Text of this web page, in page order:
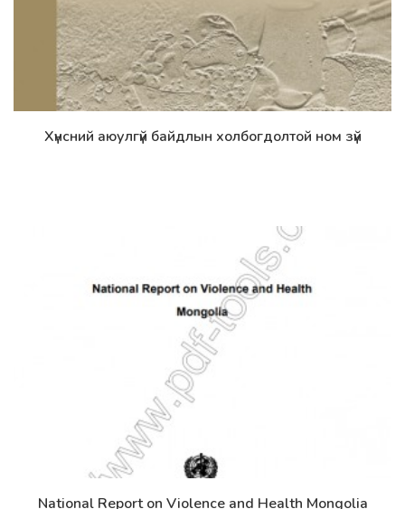
Дэлгэрэнгүй
Хүнсний аюулгүй байдлын холбогдолтой ном зүй
Дэлгэрэнгүй
National Report on Violence and Health Mongolia